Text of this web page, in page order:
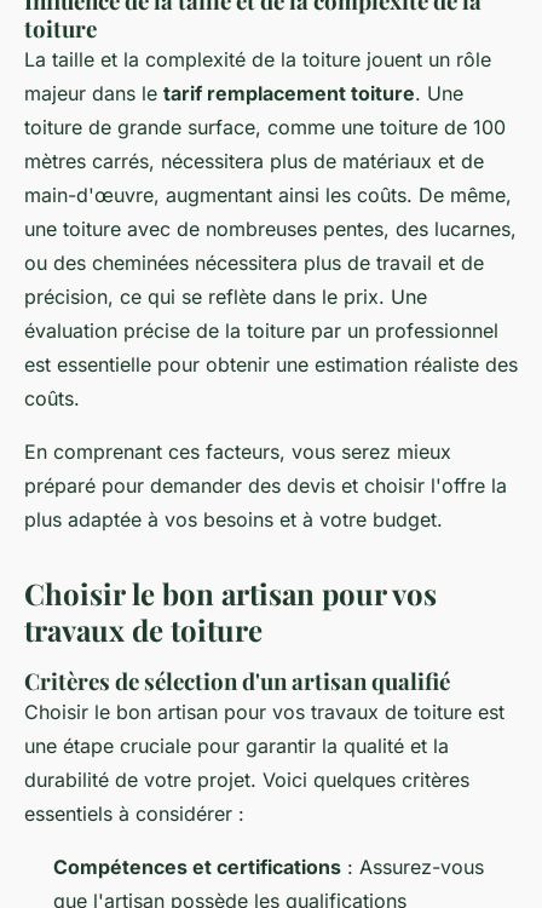
toiture
La taille et la complexité de la toiture jouent un rôle
majeur dans le tarif remplacement toiture. Une
toiture de grande surface, comme une toiture de 100
mètres carrés, nécessitera plus de matériaux et de
main-d'œuvre, augmentant ainsi les coûts. De même,
une toiture avec de nombreuses pentes, des lucarnes,
ou des cheminées nécessitera plus de travail et de
précision, ce qui se reflète dans le prix. Une
évaluation précise de la toiture par un professionnel
est essentielle pour obtenir une estimation réaliste des
coûts.
En comprenant ces facteurs, vous serez mieux
préparé pour demander des devis et choisir l'offre la
plus adaptée à vos besoins et à votre budget.
Choisir le bon artisan pour vos
travaux de toiture
Critères de sélection d'un artisan qualifié
Choisir le bon artisan pour vos travaux de toiture est
une étape cruciale pour garantir la qualité et la
durabilité de votre projet. Voici quelques critères
essentiels à considérer :
Compétences et certifications : Assurez-vous
que l'artisan possède les qualifications